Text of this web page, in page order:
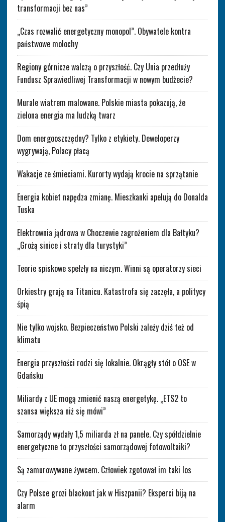
transformacji bez nas”
„Czas rozwalić energetyczny monopol”. Obywatele kontra
państwowe molochy
Regiony górnicze walczą o przyszłość. Czy Unia przedłuży
Fundusz Sprawiedliwej Transformacji w nowym budżecie?
Murale wiatrem malowane. Polskie miasta pokazują, że
zielona energia ma ludzką twarz
Dom energooszczędny? Tylko z etykiety. Deweloperzy
wygrywają, Polacy płacą
Wakacje ze śmieciami. Kurorty wydają krocie na sprzątanie
Energia kobiet napędza zmianę. Mieszkanki apelują do Donalda
Tuska
Elektrownia jądrowa w Choczewie zagrożeniem dla Bałtyku?
„Grożą sinice i straty dla turystyki”
Teorie spiskowe spełzły na niczym. Winni są operatorzy sieci
Orkiestry grają na Titanicu. Katastrofa się zaczęła, a politycy
śpią
Nie tylko wojsko. Bezpieczeństwo Polski zależy dziś też od
klimatu
Energia przyszłości rodzi się lokalnie. Okrągły stół o OSE w
Gdańsku
Miliardy z UE mogą zmienić naszą energetykę. „ETS2 to
szansa większa niż się mówi”
Samorządy wydały 1,5 miliarda zł na panele. Czy spółdzielnie
energetyczne to przyszłości samorządowej fotowoltaiki?
Są zamurowywane żywcem. Człowiek zgotował im taki los
Czy Polsce grozi blackout jak w Hiszpanii? Eksperci biją na
alarm